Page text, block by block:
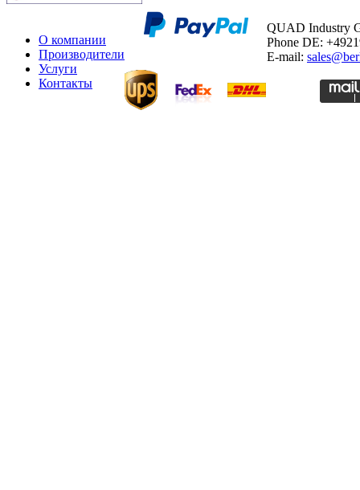
О компании
Производители
Услуги
Контакты
QUAD Industry
Phone DE:
E-mail: